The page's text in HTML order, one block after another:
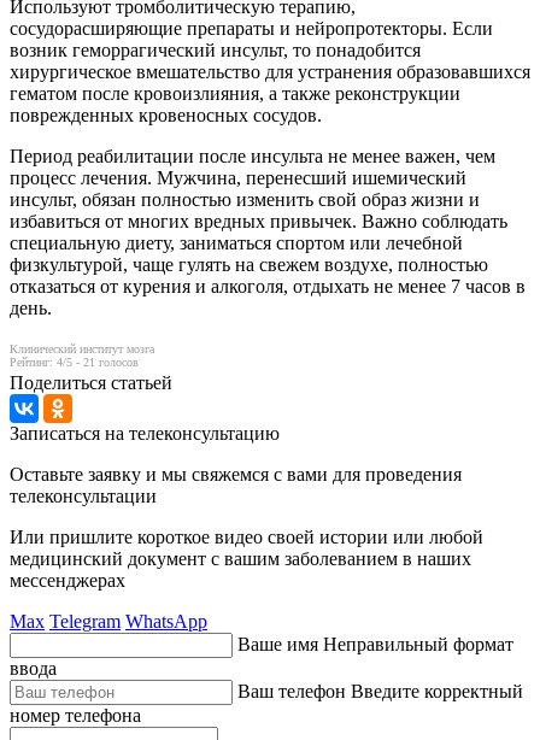
Используют тромболитическую терапию,
сосудорасширяющие препараты и нейропротекторы. Если
возник геморрагический инсульт, то понадобится
хирургическое вмешательство для устранения образовавшихся
гематом после кровоизлияния, а также реконструкции
поврежденных кровеносных сосудов.
Период реабилитации после инсульта не менее важен, чем
процесс лечения. Мужчина, перенесший ишемический
инсульт, обязан полностью изменить свой образ жизни и
избавиться от многих вредных привычек. Важно соблюдать
специальную диету, заниматься спортом или лечебной
физкультурой, чаще гулять на свежем воздухе, полностью
отказаться от курения и алкоголя, отдыхать не менее 7 часов в
день.
Клинический институт мозга
Рейтинг: 4/5 - 21 голосов
Поделиться статьей
Записаться на телеконсультацию
Оставьте заявку и мы свяжемся с вами для проведения
телеконсультации
Или пришлите короткое видео своей истории или любой
медицинский документ с вашим заболеванием в наших
мессенджерах
Max Telegram WhatsApp
Ваше имя Неправильный формат
ввода
Ваш телефон Введите корректный
номер телефона